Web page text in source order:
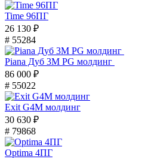
Time 96ПГ
26 130 ₽
# 55284
Piana Дуб 3M PG молдинг
86 000 ₽
# 55022
Exit G4M молдинг
30 630 ₽
# 79868
Optima 4ПГ